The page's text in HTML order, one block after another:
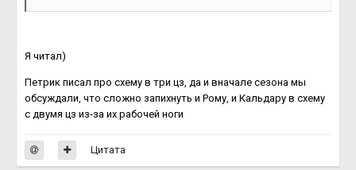
Я читал)
Петрик писал про схему в три цз, да и вначале сезона мы
обсуждали, что сложно запихнуть и Рому, и Кальдару в схему
с двумя цз из-за их рабочей ноги
Цитата